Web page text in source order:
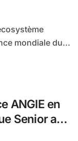
mondiale du...
ANGIE en
Senior au